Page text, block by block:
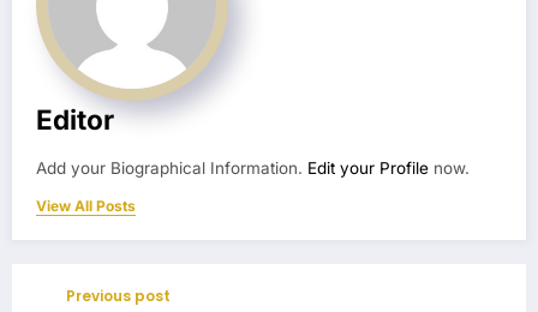
Editor
Add your Biographical Information. Edit your Profile now.
View All Posts
Previous post